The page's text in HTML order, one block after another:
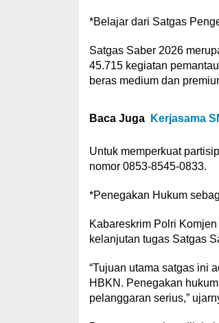
*Belajar dari Satgas
Satgas Saber 2026
45.715 kegiatan
beras medium dan
Baca Juga Kerjasama
Untuk memperkuat
nomor 0853-8545-0833.
*Penegakan Hukum
Kabareskrim Polri
kelanjutan tugas Satgas
“Tujuan utama satgas ini
HBKN. Penegakan
pelanggaran serius,”